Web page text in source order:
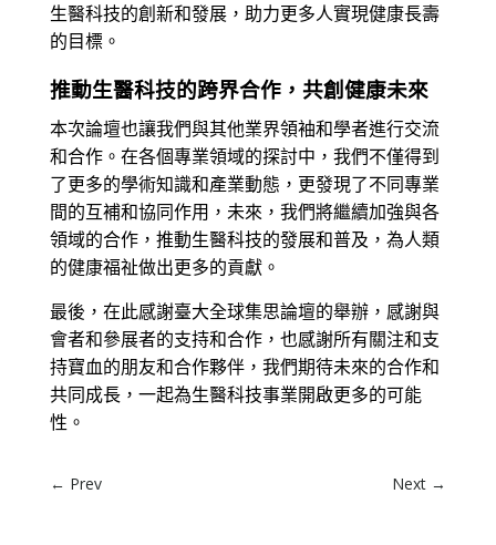
生醫科技的創新和發展，助力更多人實現健康長壽
的目標。
推動生醫科技的跨界合作，共創健康未來
本次論壇也讓我們與其他業界領袖和學者進行交流
和合作。在各個專業領域的探討中，我們不僅得到
了更多的學術知識和產業動態，更發現了不同專業
間的互補和協同作用，未來，我們將繼續加強與各
領域的合作，推動生醫科技的發展和普及，為人類
的健康福祉做出更多的貢獻。
最後，在此感謝臺大全球集思論壇的舉辦，感謝與
會者和參展者的支持和合作，也感謝所有關注和支
持寶血的朋友和合作夥伴，我們期待未來的合作和
共同成長，一起為生醫科技事業開啟更多的可能
性。
← Prev Next →